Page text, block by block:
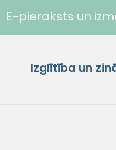
E-pieraksts un
Izglītība un